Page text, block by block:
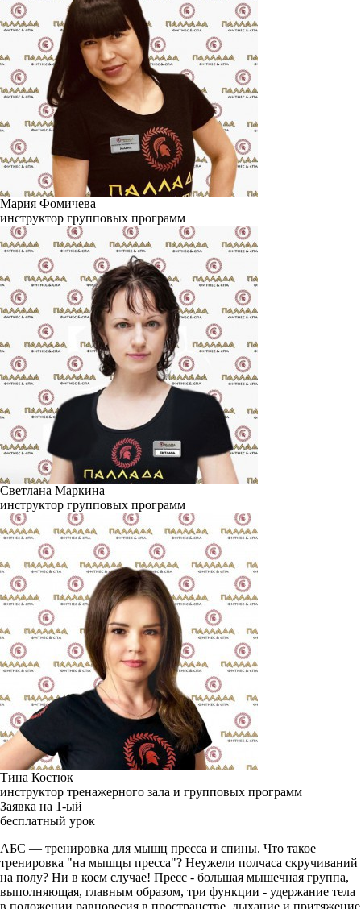
Мария Фомичева
инструктор групповых программ
Светлана Маркина
инструктор групповых программ
Тина Костюк
инструктор тренажерного зала и групповых программ
Заявка на 1-ый
бесплатный урок
АБС — тренировка для мышц пресса и спины. Что такое
тренировка "на мышцы пресса"? Неужели полчаса скручиваний
на полу? Ни в коем случае! Пресс - большая мышечная группа,
выполняющая, главным образом, три функции - удержание тела
в положении равновесия в пространстве, дыхание и притяжение